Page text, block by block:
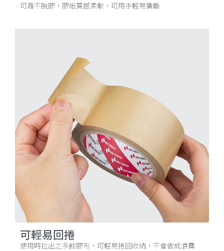
可靠不脫膠，膠紙質感柔軟，可用手輕易撕斷
可輕易回捲
使用時拉出之多餘膠布，可輕易捲回收納，不會做成浪費